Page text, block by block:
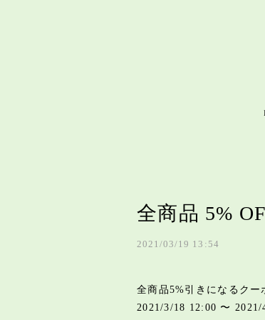
全商品 5%
2021/03/19 13:54
全商品5%引きになるク
2021/3/18 12:00 〜